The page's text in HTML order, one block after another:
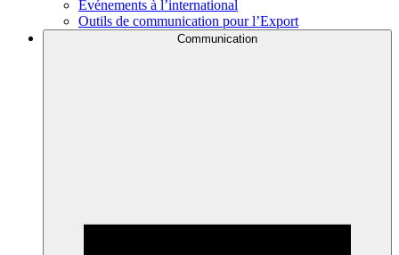
Evénements à l’international
Outils de communication pour l’Export
Communication